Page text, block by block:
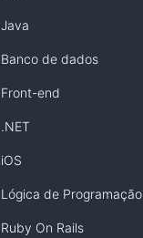
Java
Banco de dados
Front-end
.NET
iOS
Lógica de Programação
Ruby On Rails